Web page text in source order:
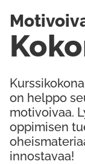
on helppo
motivoivaa.
oppimisen
innostavaa!